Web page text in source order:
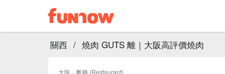
關西 / 燒肉 GUTS 離｜大阪高評價燒肉
大阪 · 餐廳 (Restaurant)